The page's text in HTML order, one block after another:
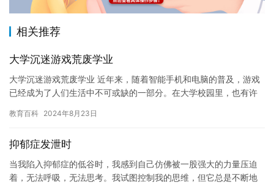
相关推荐
大学沉迷游戏荒废学业
大学沉迷游戏荒废学业 近年来，随着智能手机和电脑的普及，游戏
已经成为了人们生活中不可或缺的一部分。在大学校园里，也有许
会影…
教育百科 2024年8月23日
抑郁症发泄时
当我陷入抑郁症的低谷时，我感到自己仿佛被一股强大的力量压迫
着，无法呼吸，无法思考。我试图控制我的思维，但它总是不断地